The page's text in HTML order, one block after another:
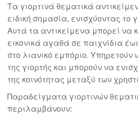
Τα γιορτινά θεματικά
ειδική σημασία, ενισχύοντας το
Αυτά τα αντικείμενα μπορεί να
εικονικά αγαθά σε παιχνίδια
στο λιανικό εμπόριο. Υπηρετούν
της γιορτής και μπορούν να
της κοινότητας μεταξύ των
Παραδείγματα γιορτινών
περιλαμβάνουν: